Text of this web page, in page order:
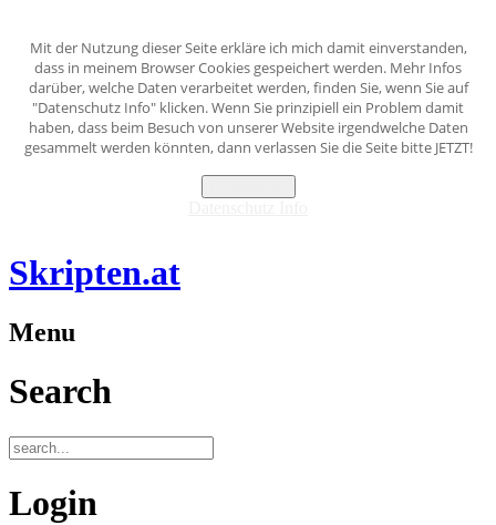
Mit der Nutzung dieser Seite erkläre ich mich damit einverstanden,
dass in meinem Browser Cookies gespeichert werden. Mehr Infos
darüber, welche Daten verarbeitet werden, finden Sie, wenn Sie auf
"Datenschutz Info" klicken. Wenn Sie prinzipiell ein Problem damit
haben, dass beim Besuch von unserer Website irgendwelche Daten
gesammelt werden könnten, dann verlassen Sie die Seite bitte JETZT!
Skripten.at
Menu
Search
Login